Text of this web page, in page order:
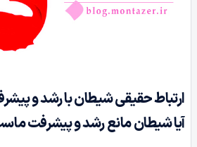
ارتباط حقیقی شیطان با رشد و
آیا شیطان مانع رشد و پیشرفت